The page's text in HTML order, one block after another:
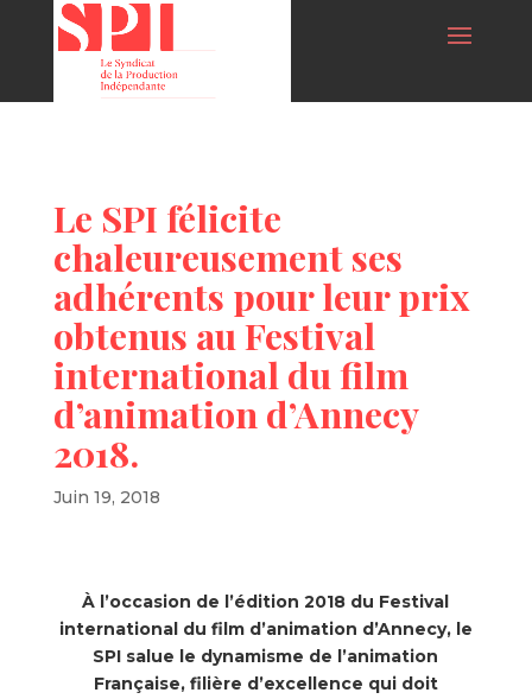
Le SPI félicite
chaleureusement ses
adhérents pour leur prix
obtenus au Festival
international du film
d’animation d’Annecy
2018.
Juin 19, 2018
À l’occasion de l’édition 2018 du Festival
international du film d’animation d’Annecy, le
SPI salue le dynamisme de l’animation
Française, filière d’excellence qui doit